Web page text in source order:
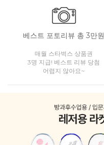
베스트 포토리뷰 총 3만원
매월 스타벅스 상품권
3명 지급! 베스트 리뷰 당첨
어렵지 않아요~